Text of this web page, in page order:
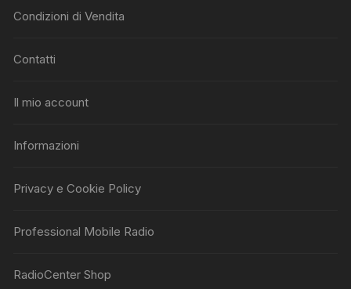
Condizioni di Vendita
Contatti
Il mio account
Informazioni
Privacy e Cookie Policy
Professional Mobile Radio
RadioCenter Shop